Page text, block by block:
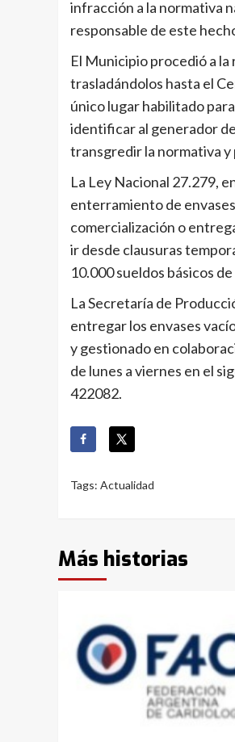
infracción a la normativa
responsable de este
El Municipio procedió a
trasladándolos hasta el
único lugar habilitado
identificar al generador
transgredir la normativa y
La Ley Nacional 27.279,
enterramiento de
comercialización o
ir desde clausuras
10.000 sueldos básicos
La Secretaría de
entregar los envases
y gestionado en
de lunes a viernes en el
422082.
Tags: Actualidad
Más historias